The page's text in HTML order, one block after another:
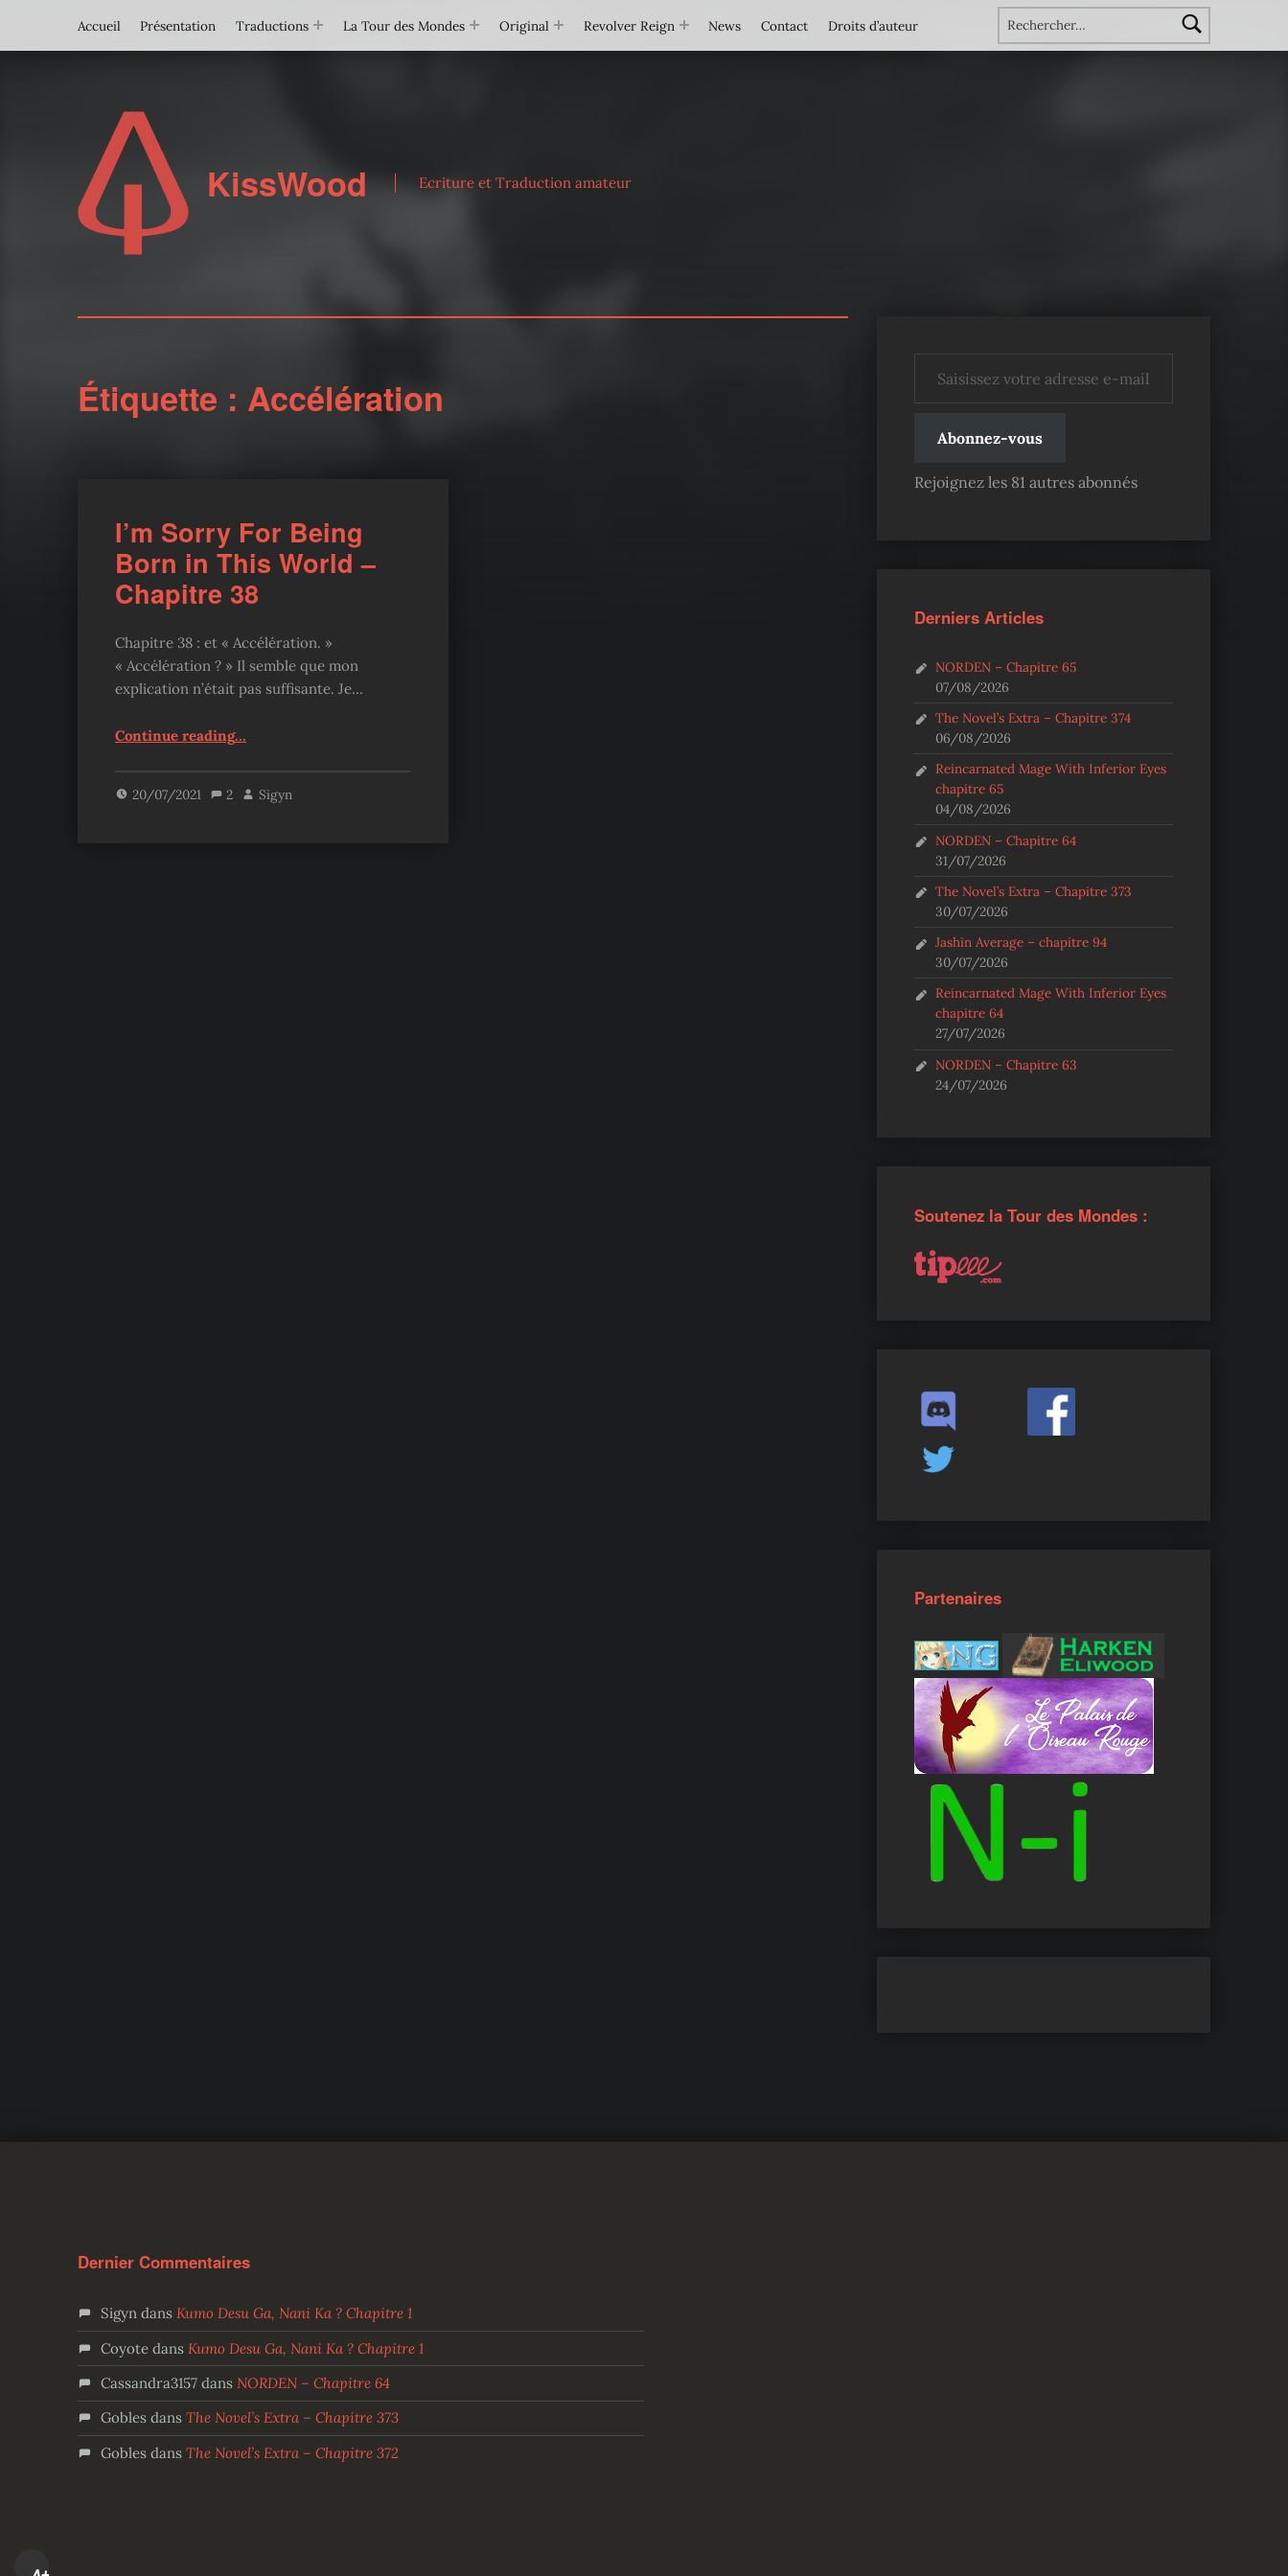
Rechercher :
Accueil
Présentation Traductions La Tour des Mondes Original Revolver Reign News Contact Droits d’auteur
KissWood Ecriture et Traduction amateur
Étiquette : Accélération
I’m Sorry For Being
Born in This World –
Chapitre 38
Chapitre 38 : et « Accélération. »
« Accélération ? » Il semble que mon
explication n’était pas suffisante. Je…
Continue reading“I’m Sorry For Being Born in This World – Chapitre 38”
…
20/07/2021 2 Sigyn
Abonnez-vous
Rejoignez les 81 autres abonnés
Derniers Articles
NORDEN – Chapitre 65
07/08/2026
The Novel’s Extra – Chapitre 374
06/08/2026
Reincarnated Mage With Inferior Eyes
chapitre 65
04/08/2026
NORDEN – Chapitre 64
31/07/2026
The Novel’s Extra – Chapitre 373
30/07/2026
Jashin Average – chapitre 94
30/07/2026
Reincarnated Mage With Inferior Eyes
chapitre 64
27/07/2026
NORDEN – Chapitre 63
24/07/2026
Soutenez la Tour des Mondes :
Partenaires
Dernier Commentaires
Sigyndans Kumo Desu Ga, Nani Ka ? Chapitre 1
Coyotedans Kumo Desu Ga, Nani Ka ? Chapitre 1
Cassandra3157dans NORDEN – Chapitre 64
Goblesdans The Novel’s Extra – Chapitre 373
Goblesdans The Novel’s Extra – Chapitre 372